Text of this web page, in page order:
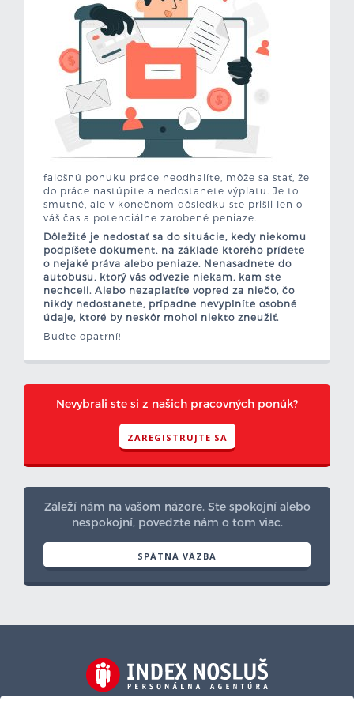
falošnú ponuku práce neodhalíte, môže sa stať, že
do práce nastúpite a nedostanete výplatu. Je to
smutné, ale v konečnom dôsledku ste prišli len o
váš čas a potenciálne zarobené peniaze.
Dôležité je nedostať sa do situácie, kedy niekomu
podpíšete dokument, na základe ktorého prídete
o nejaké práva alebo peniaze. Nenasadnete do
autobusu, ktorý vás odvezie niekam, kam ste
nechceli. Alebo nezaplatíte vopred za niečo, čo
nikdy nedostanete, prípadne nevyplníte osobné
údaje, ktoré by neskôr mohol niekto zneužiť.
Buďte opatrní!
Nevybrali ste si z našich pracovných ponúk?
ZAREGISTRUJTE SA
Záleží nám na vašom názore. Ste spokojní alebo
nespokojní, povedzte nám o tom viac.
SPÄTNÁ VÄZBA